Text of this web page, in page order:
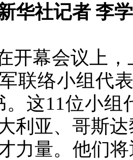
华社记者 李
开幕会议上
联络小组代
。这11位小
利亚、哥斯
力量。他们